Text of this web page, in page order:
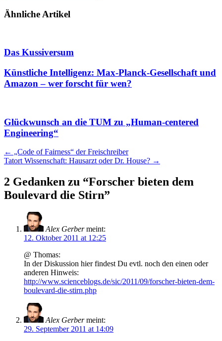
Ähnliche Artikel
Das Kussiversum
Künstliche Intelligenz: Max-Planck-Gesellschaft und
Amazon – wer forscht für wen?
Glückwunsch an die TUM zu „Human-centered
Engineering“
Artikel
Navigation
← „Code of Fairness“ der Freischreiber
Tatort Wissenschaft: Hausarzt oder Dr. House? →
2 Gedanken zu “Forscher bieten dem
Boulevard die Stirn”
Alex Gerber meint:
12. Oktober 2011 at 12:25
@ Thomas:
In der Diskussion hier findest Du evtl. noch den einen oder
anderen Hinweis:
http://www.scienceblogs.de/sic/2011/09/forscher-bieten-dem-
boulevard-die-stirn.php
Alex Gerber meint:
29. September 2011 at 14:09